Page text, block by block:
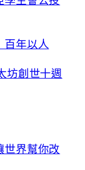
百年以人
坊創世十週
世界幫你改